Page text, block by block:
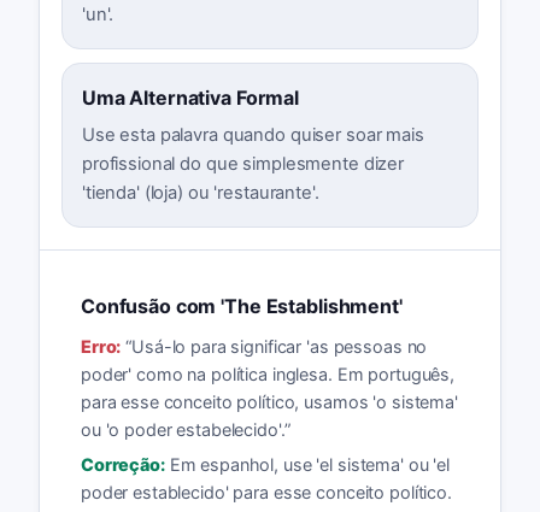
'un'.
Uma Alternativa Formal
Use esta palavra quando quiser soar mais
profissional do que simplesmente dizer
'tienda' (loja) ou 'restaurante'.
Confusão com 'The Establishment'
Erro: “Usá-lo para significar 'as pessoas no
poder' como na política inglesa. Em português,
para esse conceito político, usamos 'o sistema'
ou 'o poder estabelecido'.”
Correção: Em espanhol, use 'el sistema' ou 'el
poder establecido' para esse conceito político.